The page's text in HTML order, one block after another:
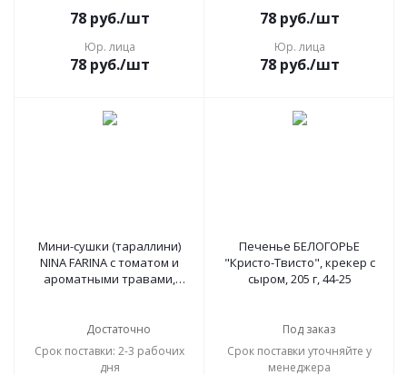
78руб./шт
Юр. лица
78руб./шт
78руб./шт
Юр. лица
78руб./шт
Мини-сушки (тараллини)
NINA FARINA с томатом и
ароматными травами,
Достаточно
Срок поставки: 2-3 рабочих
дня
Печенье БЕЛОГОРЬЕ
"Кристо-Твисто", крекер с
сыром, 205 г, 44-25
Под заказ
Срок поставки уточняйте у
менеджера